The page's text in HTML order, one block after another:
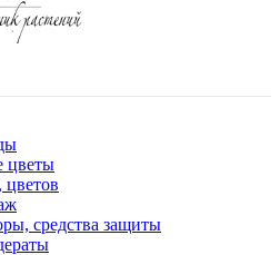
цветы
цветов
средства защиты